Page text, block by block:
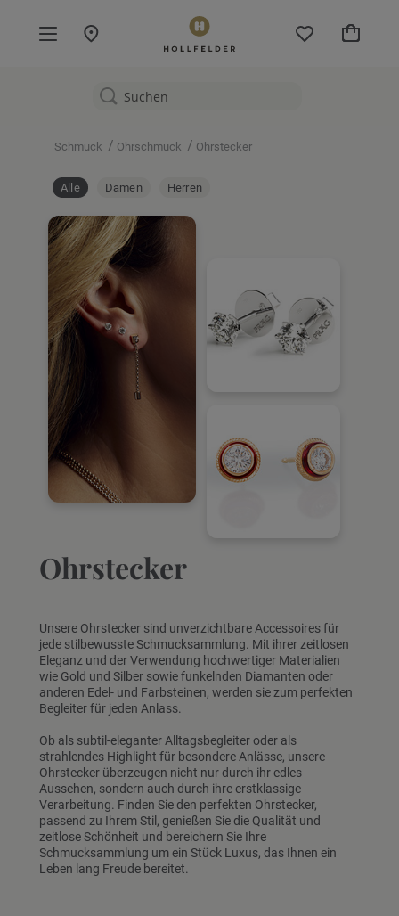
Mein
Schmuck / Ohrschmuck / Ohrstecker
Alle Damen Herren
Ohrstecker
Unsere Ohrstecker sind unverzichtbare Accessoires für
jede stilbewusste Schmucksammlung. Mit ihrer zeitlosen
Eleganz und der Verwendung hochwertiger Materialien
wie Gold und Silber sowie funkelnden Diamanten oder
anderen Edel- und Farbsteinen, werden sie zum perfekten
Begleiter für jeden Anlass.
Ob als subtil-eleganter Alltagsbegleiter oder als
strahlendes Highlight für besondere Anlässe, unsere
Ohrstecker überzeugen nicht nur durch ihr edles
Aussehen, sondern auch durch ihre erstklassige
Verarbeitung. Finden Sie den perfekten Ohrstecker,
passend zu Ihrem Stil, genießen Sie die Qualität und
zeitlose Schönheit und bereichern Sie Ihre
Schmucksammlung um ein Stück Luxus, das Ihnen ein
Leben lang Freude bereitet.